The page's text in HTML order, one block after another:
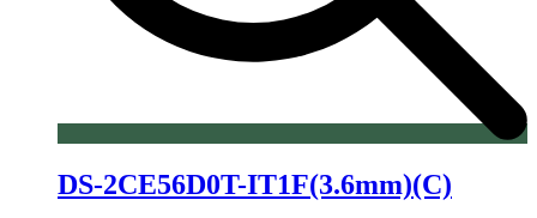
DS-2CE56D0T-IT1F(3.6mm)(C)